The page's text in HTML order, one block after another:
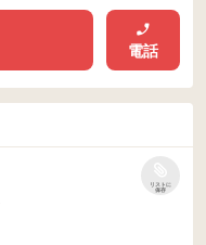
電話
リストに
保存